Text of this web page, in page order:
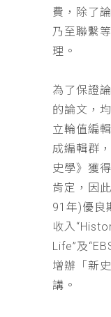
費，除了
乃至聯繫
理。
為了保證
的論文，
立輪值編
成編輯群
史學》獲
肯定，因
91年)優良
收入
Life”及
增辦「新
講。